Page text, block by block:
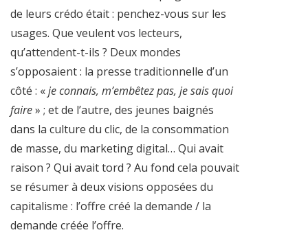
de leurs crédo était : penchez-vous sur les
usages. Que veulent vos lecteurs,
qu’attendent-t-ils ? Deux mondes
s’opposaient : la presse traditionnelle d’un
côté : «je connais, m’embêtez pas, je sais quoi
faire» ; et de l’autre, des jeunes baignés
dans la culture du clic, de la consommation
de masse, du marketing digital… Qui avait
raison ? Qui avait tord ? Au fond cela pouvait
se résumer à deux visions opposées du
capitalisme : l’offre créé la demande / la
demande créée l’offre.